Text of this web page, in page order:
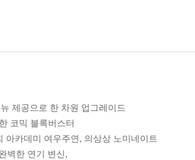
제공으로 한 차원 업그레이드
코믹 블록버스터
아카데미 여우주연, 의상상 노미네이트
벽한 연기 변신,